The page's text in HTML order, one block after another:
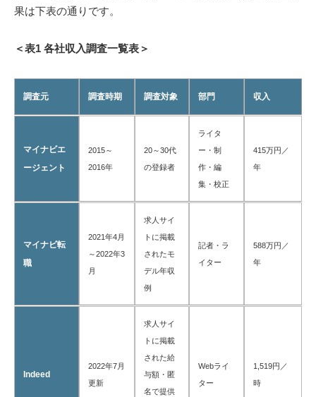
果は下表の通りです。
＜表1 各社収入調査一覧表＞
調査元 調査時期 調査対象 部門 収入
マイナビエ
ージェント
2015～
2016年
20～30代
の登録者
ライタ
ー・制
作・編
集・校正
415万円／
年
マイナビ転
職
2021年4月
～2022年3
月
求人サイ
トに掲載
されたモ
デル年収
例
記者・ラ
イター
588万円／
年
Indeed
2022年7月
更新
求人サイ
トに掲載
された給
与額・匿
名で提供
Webライ
ター
1,519円／
時